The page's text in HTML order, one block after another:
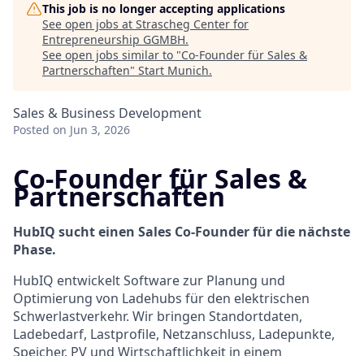
This job is no longer accepting applications
See open jobs at Strascheg Center for
Entrepreneurship GGMBH.
See open jobs similar to "Co-Founder für Sales &
Partnerschaften" Start Munich.
Sales & Business Development
Posted on Jun 3, 2026
Co-Founder für Sales &
Partnerschaften
HubIQ sucht einen Sales Co-Founder für die nächste
Phase.
HubIQ entwickelt Software zur Planung und
Optimierung von Ladehubs für den elektrischen
Schwerlastverkehr. Wir bringen Standortdaten,
Ladebedarf, Lastprofile, Netzanschluss, Ladepunkte,
Speicher, PV und Wirtschaftlichkeit in einem